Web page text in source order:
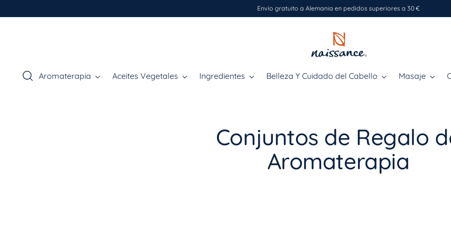
Envío gratuito a Alemania en pedidos superiores a 30 €
Aromaterapia Aceites Vegetales Ingredientes Belleza Y Cuidado del Cabello Masaje
Conjuntos de Regalo
Aromaterapia